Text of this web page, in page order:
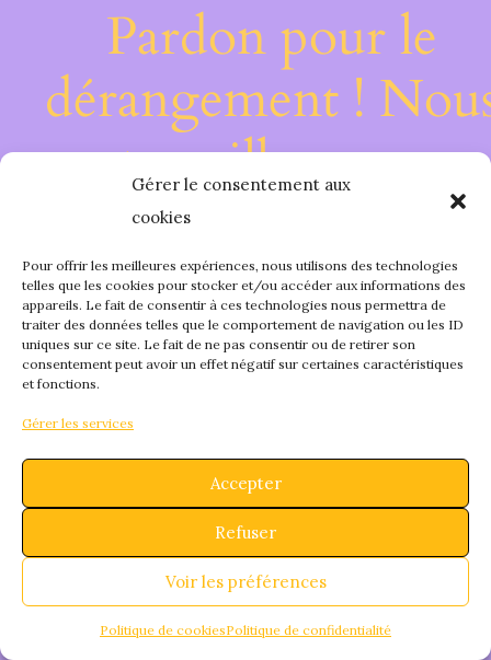
Gérer le consentement aux
cookies
Pour offrir les meilleures expériences, nous utilisons des technologies
telles que les cookies pour stocker et/ou accéder aux informations des
appareils. Le fait de consentir à ces technologies nous permettra de
traiter des données telles que le comportement de navigation ou les ID
uniques sur ce site. Le fait de ne pas consentir ou de retirer son
consentement peut avoir un effet négatif sur certaines caractéristiques
et fonctions.
Gérer les services
Accepter
Refuser
Voir les préférences
Politique de cookiesPolitique de confidentialité
Pardon pour le
dérangement !
travaillons sur
quelque chose de
fantastique –
bientôt !